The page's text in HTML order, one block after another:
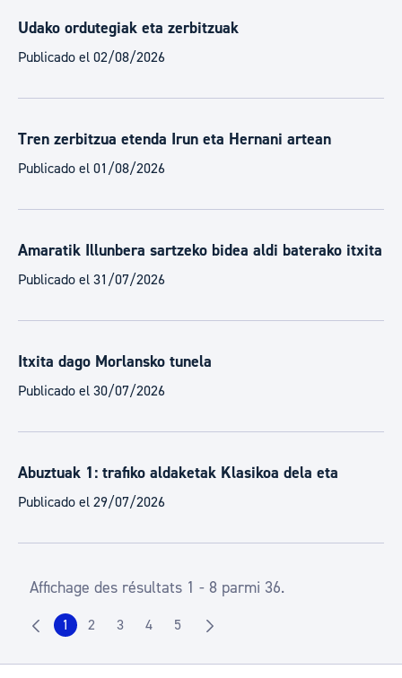
Udako ordutegiak eta zerbitzuak
Publicado el 02/08/2026
Tren zerbitzua etenda Irun eta Hernani artean
Publicado el 01/08/2026
Amaratik Illunbera sartzeko bidea aldi baterako itxita
Publicado el 31/07/2026
Itxita dago Morlansko tunela
Publicado el 30/07/2026
Abuztuak 1: trafiko aldaketak Klasikoa dela eta
Publicado el 29/07/2026
Affichage des résultats 1 - 8 parmi 36.
Page
1 Page
2 Page
3 Page
4 Page
5